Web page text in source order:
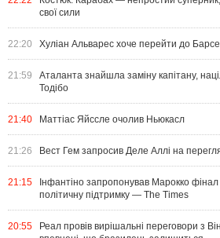
свої сили
22:20 Хуліан Альварес хоче перейти до
21:59
Аталанта знайшла заміну капітану,
Тодібо
21:40 Маттіас Яйссле очолив Ньюкасл
21:26 Вест Гем запросив Деле Аллі на
21:15
Інфантіно запропонував Марокко
політичну підтримку — The Times
20:55
Реал провів вирішальні переговори з